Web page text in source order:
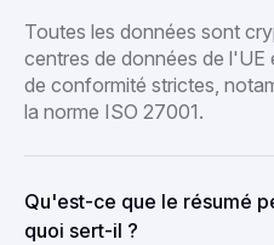
Toutes les données sont
centres de données de l'UE
de conformité strictes,
la norme ISO 27001.
Qu'est-ce que le résumé
quoi sert-il ?